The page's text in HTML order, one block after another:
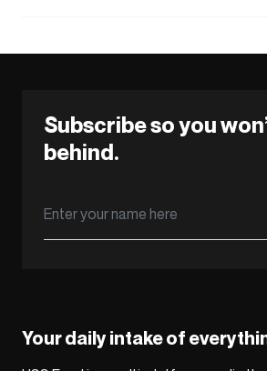
Subscribe so you
behind.
Your daily intake of